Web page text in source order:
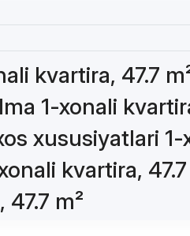
kvartira, 47.7
1-xonali
xususiyatlari 1-
kvartira, 47.7
m²